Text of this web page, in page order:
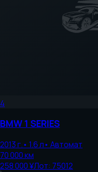
4
BMW1 SERIES
2013г.• 1.6л• Автомат
70 000км
258 000 ¥Лот: 75012